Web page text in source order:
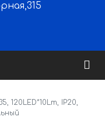
120LED*10Lm, IP20,